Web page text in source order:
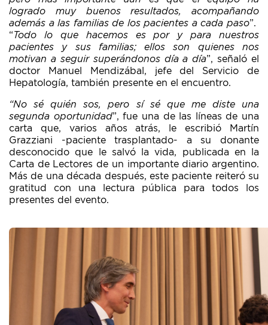
logrado muy buenos resultados, acompañando
además a las familias de los pacientes a cada paso”.
“Todo lo que hacemos es por y para nuestros
pacientes y sus familias; ellos son quienes nos
motivan a seguir superándonos día a día”, señaló el
doctor Manuel Mendizábal, jefe del Servicio de
Hepatología, también presente en el encuentro.
“No sé quién sos, pero sí sé que me diste una
segunda oportunidad”, fue una de las líneas de una
carta que, varios años atrás, le escribió Martín
Grazziani -paciente trasplantado- a su donante
desconocido que le salvó la vida, publicada en la
Carta de Lectores de un importante diario argentino.
Más de una década después, este paciente reiteró su
gratitud con una lectura pública para todos los
presentes del evento.